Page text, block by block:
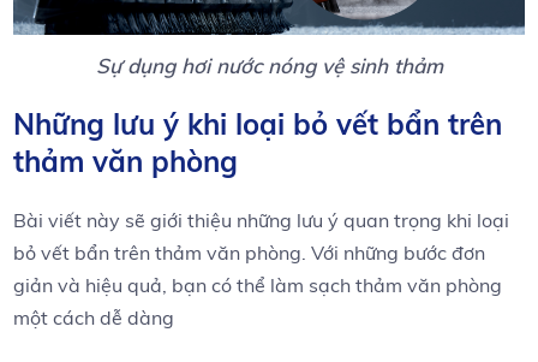
Sự dụng hơi nước nóng vệ sinh thảm
Những lưu ý khi loại bỏ vết bẩn trên
thảm văn phòng
Bài viết này sẽ giới thiệu những lưu ý quan trọng khi loại
bỏ vết bẩn trên thảm văn phòng. Với những bước đơn
giản và hiệu quả, bạn có thể làm sạch thảm văn phòng
một cách dễ dàng